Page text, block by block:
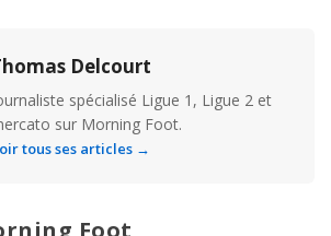
Delcourt
spécialisé Ligue 1, Ligue 2 et
sur Morning Foot.